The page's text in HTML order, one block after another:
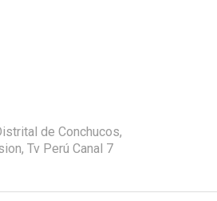
de Conchucos,
, Tv Perú Canal 7